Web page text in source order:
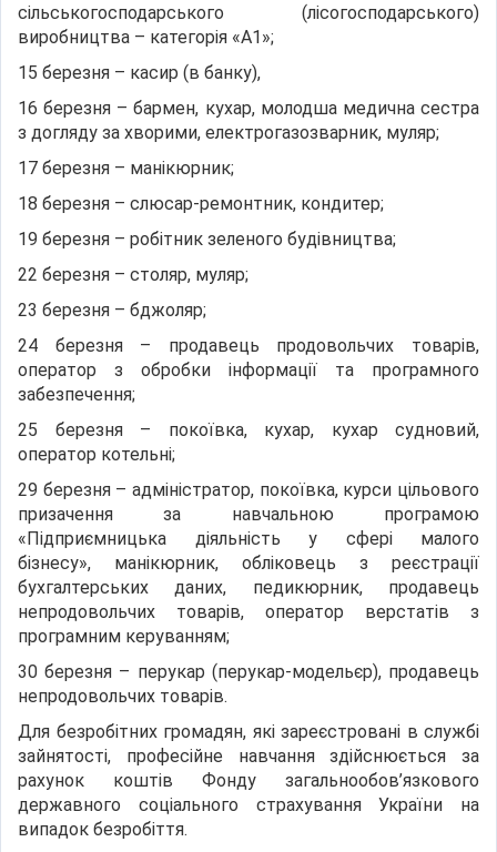
сільськогосподарського (лісогосподарського)
виробництва – категорія «А1»;
15 березня – касир (в банку),
16 березня – бармен, кухар, молодша медична сестра
з догляду за хворими, електрогазозварник, муляр;
17 березня – манікюрник;
18 березня – слюсар-ремонтник, кондитер;
19 березня – робітник зеленого будівництва;
22 березня – столяр, муляр;
23 березня – бджоляр;
24 березня – продавець продовольчих товарів,
оператор з обробки інформації та програмного
забезпечення;
25 березня – покоївка, кухар, кухар судновий,
оператор котельні;
29 березня – адміністратор, покоївка, курси цільового
призачення за навчальною програмою
«Підприємницька діяльність у сфері малого
бізнесу», манікюрник, обліковець з реєстрації
бухгалтерських даних, педикюрник, продавець
непродовольчих товарів, оператор верстатів з
програмним керуванням;
30 березня – перукар (перукар-модельєр), продавець
непродовольчих товарів.
Для безробітних громадян, які зареєстровані в службі
зайнятості, професійне навчання здійснюється за
рахунок коштів Фонду загальнообов’язкового
державного соціального страхування України на
випадок безробіття.